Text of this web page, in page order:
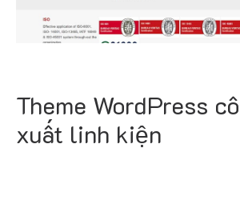
Theme WordPress
xuất linh kiện